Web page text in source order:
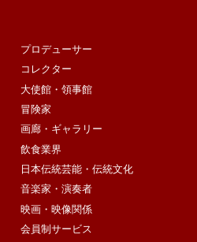
プロデューサー
コレクター
大使館・領事館
冒険家
画廊・ギャラリー
飲食業界
日本伝統芸能・伝統文化
音楽家・演奏者
映画・映像関係
会員制サービス